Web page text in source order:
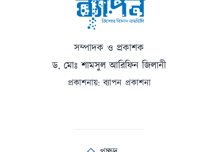
সম্পাদক ও প্রকাশক
ড. মোঃ শামসুল আরিফিন জিলানী
প্রকাশনায়: ব্যাপন প্রকাশনা